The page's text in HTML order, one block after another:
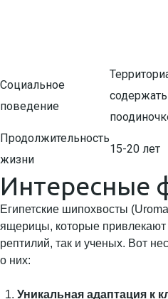
Социальное
поведение
Продолжительность
жизни
15-20 лет
Интересные
Египетские шипохвосты
ящерицы, которые
рептилий, так и ученых. Вот
о них:
Уникальная адаптация к